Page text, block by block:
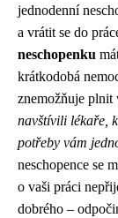
jednodenní
a vrátit se do
neschopenku
krátkodobá
znemožňuje plnit
navštívili lékaře,
potřeby vám
neschopence se
o vaši práci
dobrého –